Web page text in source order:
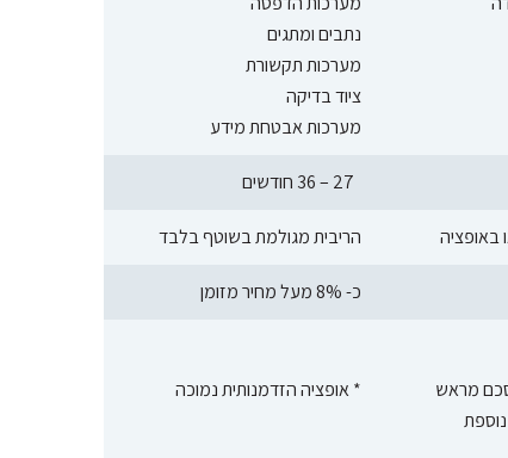
נתבים ומתגים
מערכות תקשורת
ציוד בדיקה
מערכות אבטחת מידע
באופציה הריבית מגולמת בשוטף בלבד
כ- 8% מעל מחיר מזומן
מראש
* אופציה הזדמנותית נמוכה